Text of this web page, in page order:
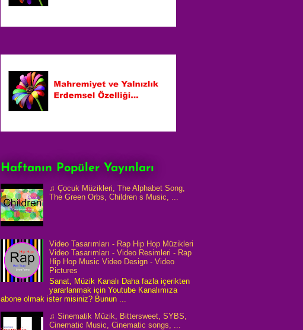
Haftanın Popüler Yayınları
♫ Çocuk Müzikleri, The Alphabet Song,
The Green Orbs, Children s Music, ...
Video Tasarımları - Rap Hip Hop Müzikleri
Video Tasarımları - Video Resimleri - Rap
Hip Hop Music Video Design - Video
Pictures
Sanat, Müzik Kanalı Daha fazla içerikten
yararlanmak için Youtube Kanalımıza
abone olmak ister misiniz? Bunun ...
♫ Sinematik Müzik, Bittersweet, SYBS,
Cinematic Music, Cinematic songs, ...